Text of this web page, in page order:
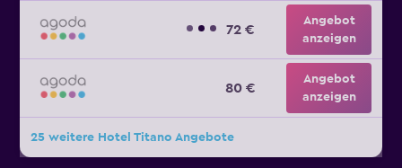
72 €
Angebot
anzeigen
80 €
Angebot
anzeigen
25 weitere Hotel Titano Angebote